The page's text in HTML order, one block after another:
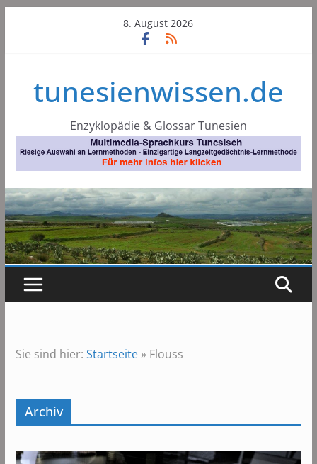
8. August 2026
tunesienwissen.de
Enzyklopädie & Glossar Tunesien
Sie sind hier: Startseite» Flouss
Archiv